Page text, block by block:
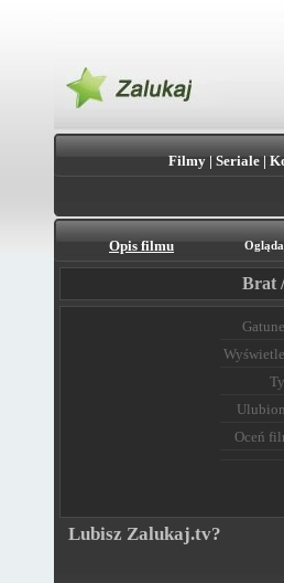
Filmy| Seriale|
Opis filmu
Brat
Oceń
Lubisz Zalukaj.tv?